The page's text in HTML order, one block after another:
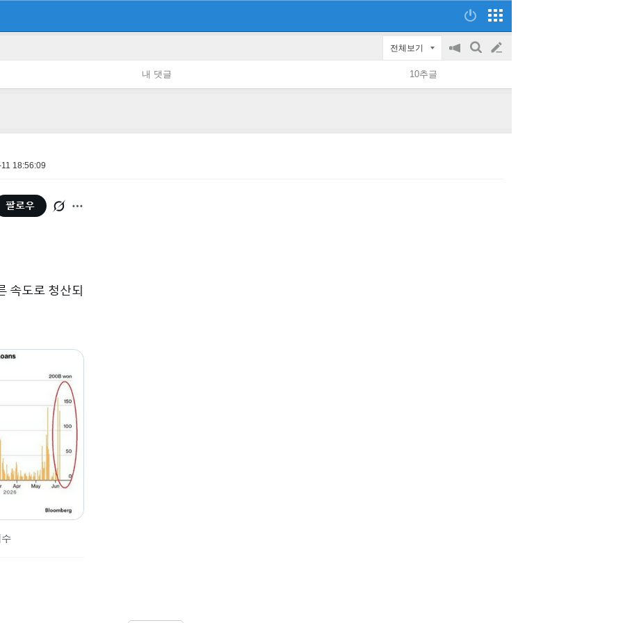
전체보기
공
on/off
검
글
쓰
내 댓글 10추글
18:56:09